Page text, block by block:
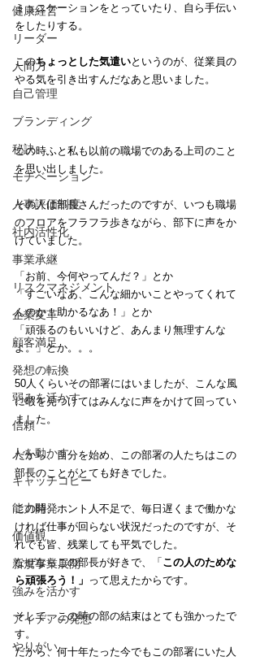
健康経営
リーダー
人間力
自己管理
ブランディング
秘訣
モチベーション
人事評価制度
社内活性化
事業承継
リスクマネジメント
企業変革
顧客満足
発想の転換
弱みを活かす
信頼
人を動かす
キャッチコピー
能力開発
価値観
新規事業展開
強みを活かす
アイデアの発想
やりがい
ミュニケーションをとっていたり、自ら手伝い
をしたりする。
このちょっとした気遣いというのが、従業員の
やる気を引き出すんだなあと思いました。
この時ふと私も以前の職場でのある上司のこと
を思い出しました。
その人は部長さんだったのですが、いつも職場
のフロアをフラフラ歩きながら、部下に声をか
けていました。
「お前、今何やってんだ？」とか
「すごいなあ、こんな細かいことやってくれて
んのか！助かるなあ！」とか
「頑張るのもいいけど、あんまり無理すんな
よ。」とか。。。
50人くらいその部署にはいましたが、こんな風
に暇を見つけてはみんなに声をかけて回ってい
ました。
だから、自分を始め、この部署の人たちはこの
部長のことがとても好きでした。
この時、ホント人不足で、毎日遅くまで働かな
ければ仕事が回らない状況だったのですが、そ
れでも皆、残業しても平気でした。
なぜならこの部長が好きで、「 この人のためな
ら頑張ろう！」 って思えたからです。
そして、この時の部の結束はとても強かったで
す。
だから、何十年たった今でもこの部署にいた人